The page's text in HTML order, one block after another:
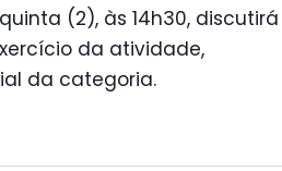
(2), às 14h30, discutirá
da atividade,
da categoria.